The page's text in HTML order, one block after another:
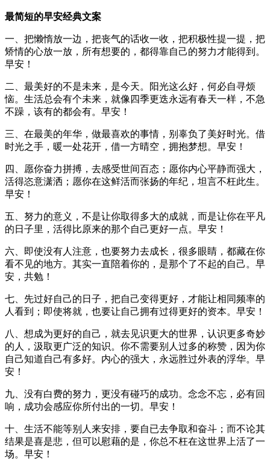
最简短的早安经典文案
一、把懒惰放一边，把丧气的话收一收，把积极性提一提，把
矫情的心放一放，所有想要的，都得靠自己的努力才能得到。
早安！
二、最美好的不是未来，是今天。阳光这么好，何必自寻烦
恼。生活总会有个未来，就像四季更迭永远有春天一样，不急
不躁，该有的都会有。早安！
三、在最美的年华，做最喜欢的事情，别辜负了美好时光。借
时光之手，暖一处花开，借一方晴空，拥抱梦想。早安！
四、愿你奋力拼搏，去感受世间百态；愿你内心平静而强大，
活得恣意潇洒；愿你在这鲜活而张扬的年纪，坦言不枉此生。
早安！
五、努力的意义，不是让你取得多大的成就，而是让你在平凡
的日子里，活得比原来的那个自己更好一点。早安！
六、即使没有人注意，也要努力去成长，很多眼睛，都藏在你
看不见的地方。其实一直陪着你的，是那个了不起的自己。早
安，共勉！
七、先过好自己的日子，把自己变得更好，才能让相同频率的
人看到；即使将就，也要让自己拥有过得更好的资本。早安！
八、想成为更好的自己，就去见识更大的世界，认识更多奇妙
的人，汲取更广泛的知识。你不需要别人过多的称赞，因为你
自己知道自己有多好。内心的强大，永远胜过外表的浮华。早
安！
九、没有白费的努力，更没有碰巧的成功。念念不忘，必有回
响，成功会感应你所付出的一切。早安！
十、生活不能等别人来安排，要自已去争取和奋斗；而不论其
结果是喜是悲，但可以慰藉的是，你总不枉在这世界上活了一
场。早安！